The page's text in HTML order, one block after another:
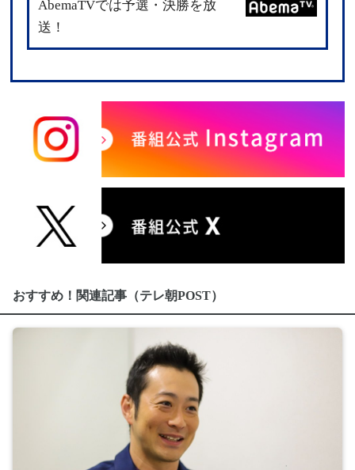
AbemaTVでは予選・決勝を放
送！
おすすめ！関連記事（テレ朝POST）